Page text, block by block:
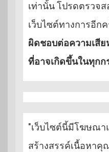
เท่านั้น โปรดตรวจ
เว็บไซต์ทางการอีก
ผิดชอบต่อความเสี
ที่อาจเกิดขึ้นในทุก
"เว็บไซต์นี้มีโฆษณา
สร้างสรรค์เนื้อหา